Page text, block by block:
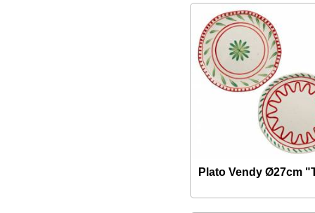
Plato Vendy Ø27cm